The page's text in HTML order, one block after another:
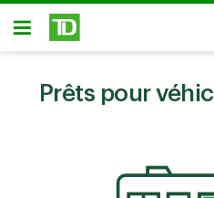
Passer au contenu principal
Ouvert
Prêts pour